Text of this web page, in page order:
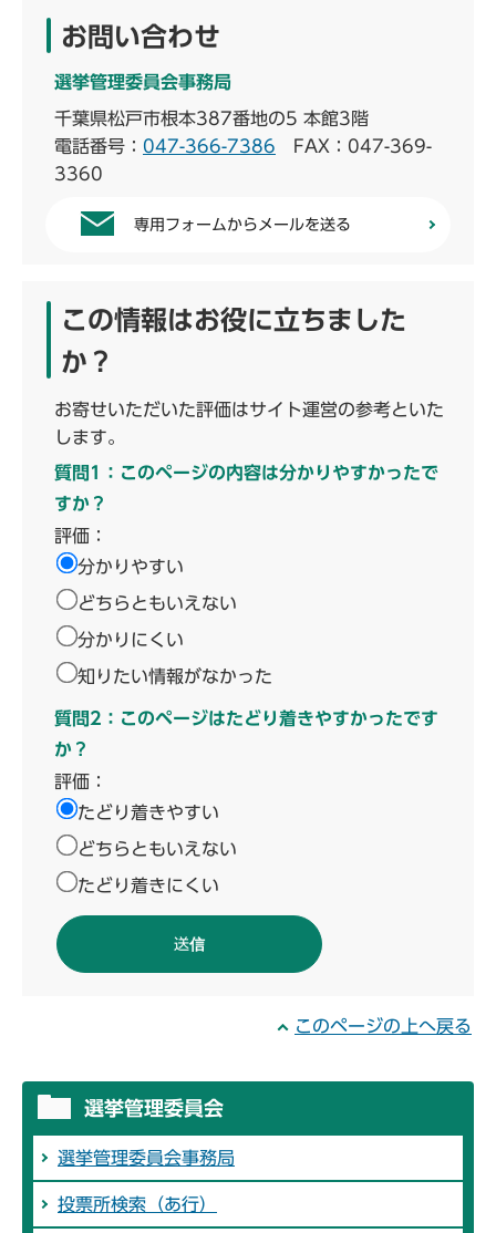
お問い合わせ
選挙管理委員会事務局
千葉県松戸市根本387番地の5 本館3階
電話番号： 047-366-7386 FAX：047-369-
3360
専用フォームからメールを送る
この情報はお役に立ちました
か？
お寄せいただいた評価はサイト運営の参考といた
します。
質問1：このページの内容は分かりやすかったで
すか？
評価：
分かりやすい
どちらともいえない
分かりにくい
知りたい情報がなかった
質問2：このページはたどり着きやすかったです
か？
評価：
たどり着きやすい
どちらともいえない
たどり着きにくい
このページの上へ戻る
選挙管理委員会
選挙管理委員会事務局
投票所検索（あ行）